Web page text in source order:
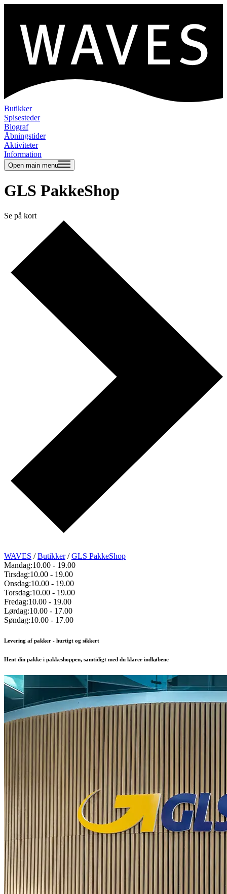
Butikker
Spisesteder
Biograf
Åbningstider
Aktiviteter
Information
Open main menu
GLS PakkeShop
Se på kort
WAVES /Butikker/GLS PakkeShop
Mandag:10.00 - 19.00
Tirsdag:10.00 - 19.00
Onsdag:10.00 - 19.00
Torsdag:10.00 - 19.00
Fredag:10.00 - 19.00
Lørdag:10.00 - 17.00
Søndag:10.00 - 17.00
Levering af pakker - hurtigt og sikkert
Hent din pakke i pakkeshoppen, samtidigt med du klarer indkøbene